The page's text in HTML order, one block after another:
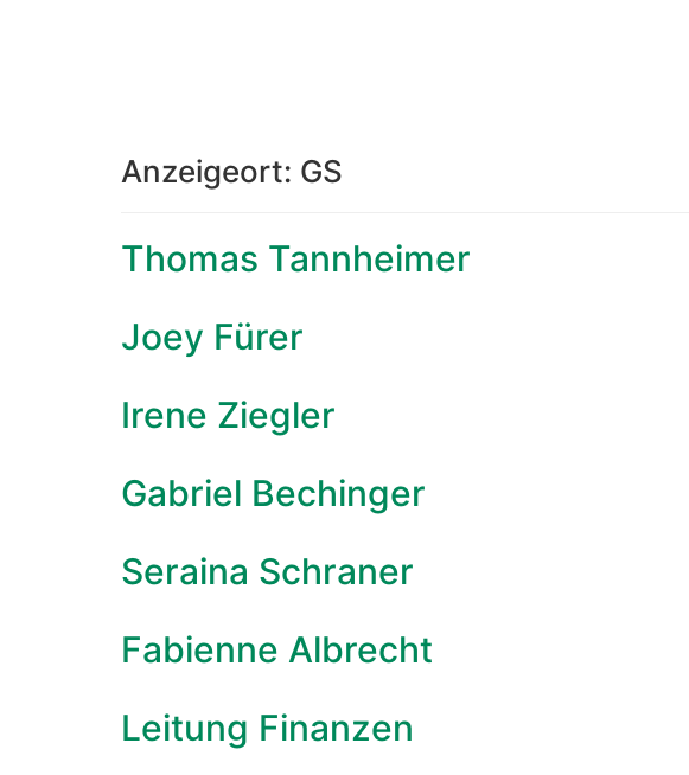
Anzeigeort: GS
Thomas Tannheimer
Joey Fürer
Irene Ziegler
Gabriel Bechinger
Seraina Schraner
Fabienne Albrecht
Leitung Finanzen